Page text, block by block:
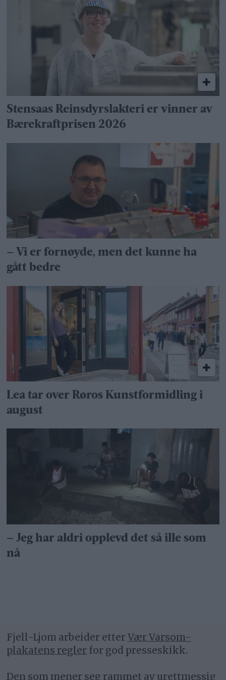
Stensaas Reinsdyrslakteri er vinner av
Bærekraftprisen 2026
– Vi er fornøyde, men det kunne ha
gått bedre
Lea tar over Røros Kunstformidling i
august
– Jeg har aldri opplevd det så ille som
nå
Fjell-Ljom arbeider etterVær Varsom-
plakatens regler for god presseskikk.
Den som mener seg rammet av urettmessig